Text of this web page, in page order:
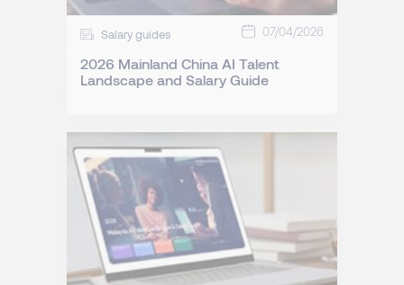
Salary guides 07/04/2026
2026 Mainland China AI Talent
Landscape and Salary Guide